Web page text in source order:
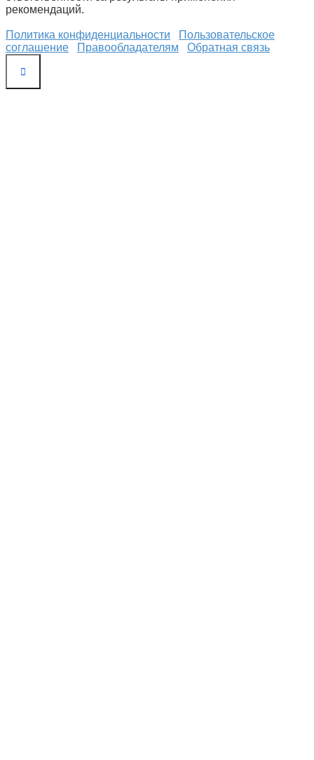
рекомендаций.
Политика конфиденциальности
Пользовательское
соглашение
Правообладателям Обратная связь